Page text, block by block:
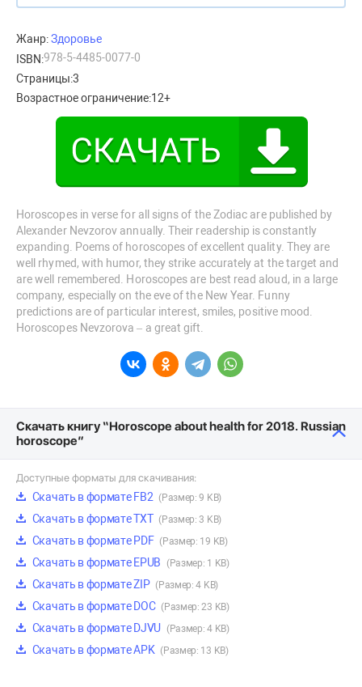
Жанр:Здоровье
ISBN:978-5-4485-0077-0
Страницы:3
Возрастное ограничение:12+
Horoscopes in verse for all signs of the Zodiac are published by
Alexander Nevzorov annually. Their readership is constantly
expanding. Poems of horoscopes of excellent quality. They are
well rhymed, with humor, they strike accurately at the target and
are well remembered. Horoscopes are best read aloud, in a large
company, especially on the eve of the New Year. Funny
predictions are of particular interest, smiles, positive mood.
Horoscopes Nevzorova – a great gift.
Скачать книгу “Horoscope about health for 2018. Russian
horoscope”
Доступные форматы для скачивания:
Скачать в формате FB2 (Размер: 9 KB)
Скачать в формате TXT (Размер: 3 KB)
Скачать в формате PDF (Размер: 19 KB)
Скачать в формате EPUB (Размер: 1 KB)
Скачать в формате ZIP (Размер: 4 KB)
Скачать в формате DOC (Размер: 23 KB)
Скачать в формате DJVU (Размер: 4 KB)
Скачать в формате APK (Размер: 13 KB)